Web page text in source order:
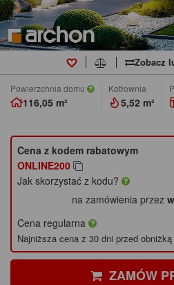
Zobacz
Powierzchnia domu
116,05 m²
Kotłownia
5,52 m²
Cena z kodem rabatowym
ONLINE200
Jak skorzystać z kodu?
na zamówienia przez
Cena regularna
Najniższa cena z 30 dni przed obniżką
ZAMÓW